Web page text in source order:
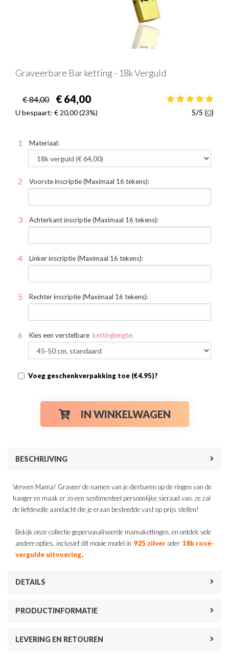
Graveerbare Bar ketting - 18k Verguld
€ 84,00 € 64,00
U bespaart: € 20,00(23%) 5/5 (0)
Materiaal:
Voorste inscriptie (Maximaal 16 tekens):
Achterkant inscriptie (Maximaal 16 tekens):
Linker inscriptie (Maximaal 16 tekens):
Rechter inscriptie (Maximaal 16 tekens):
Kies een verstelbare kettinglengte:
Voeg geschenkverpakking toe (€4.95)?
IN WINKELWAGEN
BESCHRIJVING
Verwen Mama! Graveer de namen van je dierbaren op de ringen van de
hanger en maak er zo een sentimenteel persoonlijke sieraad van. ze zal
de liefdevolle aandacht die je eraan besteedde vast op prijs stellen!
Bekijk onze collectie gepersonaliseerde mamakettingen, en ontdek vele
andere opties, inclusief dit mooie model in 925 zilver oder 18k rosé-
vergulde uitvoering.
DETAILS
PRODUCTINFORMATIE
LEVERING EN RETOUREN